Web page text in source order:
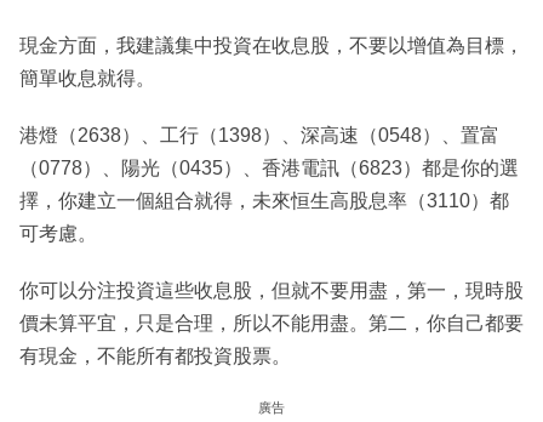
現金方面，我建議集中投資在收息股，不要以增值為目標，
簡單收息就得。
港燈（2638）、工行（1398）、深高速（0548）、置富
（0778）、陽光（0435）、香港電訊（6823）都是你的選
擇，你建立一個組合就得，未來恒生高股息率（3110）都
可考慮。
你可以分注投資這些收息股，但就不要用盡，第一，現時股
價未算平宜，只是合理，所以不能用盡。第二，你自己都要
有現金，不能所有都投資股票。
廣告